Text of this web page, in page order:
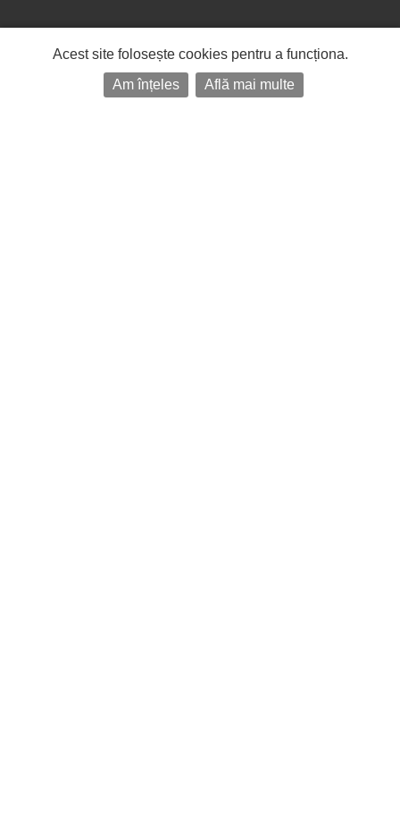
Acest site folosește cookies pentru a funcționa.
Am înțeles
Află mai multe